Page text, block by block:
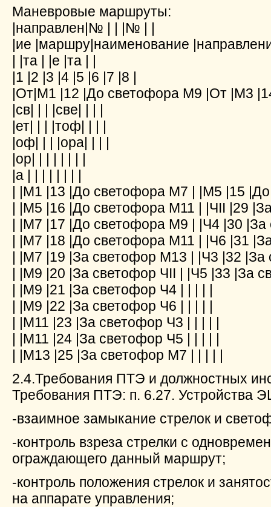
Маневровые маршруты:
|направлен|№ | | |№ | |
|ие |маршру|наименование
| |та | |е |та | |
|1 |2 |3 |4 |5 |6 |7 |8 |
|От|М1 |12 |До светофора М9 |От |М3
|св| | | |све| | | |
|ет| | | |тоф| | | |
|оф| | | |ора| | | |
|ор| | | | | | | |
|а | | | | | | | |
| |М1 |13 |До светофора М7 | |М5 |15
| |М5 |16 |До светофора М11 | |ЧII |29
| |М7 |17 |До светофора М9 | |Ч4 |30
| |М7 |18 |До светофора М11 | |Ч6 |31
| |М7 |19 |За светофор М13 | |Ч3 |32 |За
| |М9 |20 |За светофор ЧII | |Ч5 |33 |За
| |М9 |21 |За светофор Ч4 | | | | |
| |М9 |22 |За светофор Ч6 | | | | |
| |М11 |23 |За светофор Ч3 | | | | |
| |М11 |24 |За светофор Ч5 | | | | |
| |М13 |25 |За светофор М7 | | | | |
2.4.Требования ПТЭ и должностных
Требования ПТЭ: п. 6.27. Устройства
-взаимное замыкание стрелок и
-контроль взреза стрелки с
ограждающего данный маршрут;
-контроль положения стрелок и
на аппарате управления;